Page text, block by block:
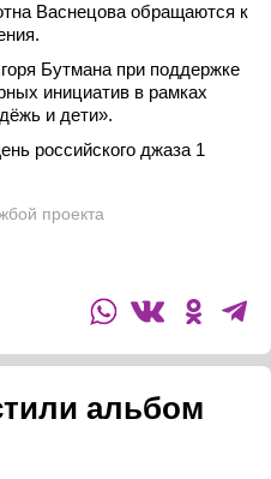
Васнецова обращаются к
Бутмана при поддержке
инициатив в рамках
и дети».
российского джаза 1
проекта
альбом